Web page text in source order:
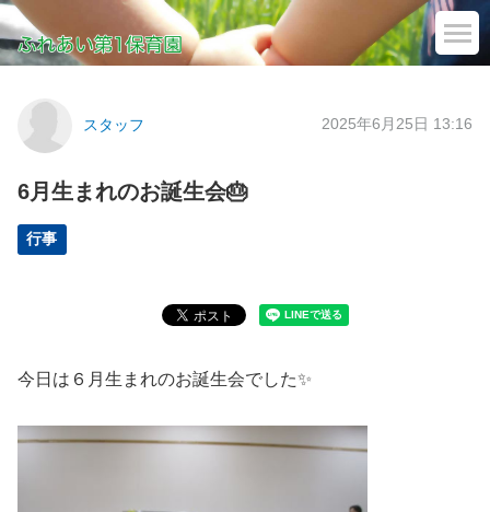
スタッフ 2025年6月25日 13:16
6月生まれのお誕生会🎂
行事
今日は６月生まれのお誕生会でした✨